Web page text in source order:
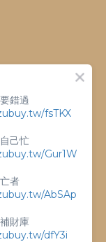
錯過
fsTKX
己忙
Gur1W
者
AbSAp
財庫
dfY3i